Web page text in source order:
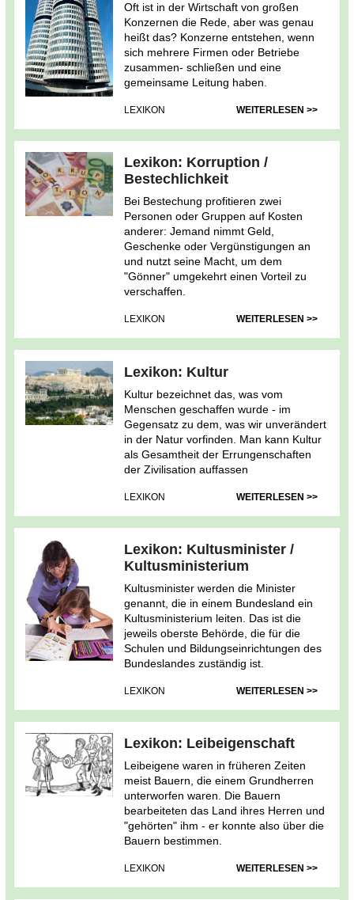
Oft ist in der Wirtschaft von großen
Konzernen die Rede, aber was genau
heißt das? Konzerne entstehen, wenn
sich mehrere Firmen oder Betriebe
zusammen- schließen und eine
gemeinsame Leitung haben.
LEXIKON WEITERLESEN >>
Lexikon: Korruption /
Bestechlichkeit
Bei Bestechung profitieren zwei
Personen oder Gruppen auf Kosten
anderer: Jemand nimmt Geld,
Geschenke oder Vergünstigungen an
und nutzt seine Macht, um dem
"Gönner" umgekehrt einen Vorteil zu
verschaffen.
LEXIKON WEITERLESEN >>
Lexikon: Kultur
Kultur bezeichnet das, was vom
Menschen geschaffen wurde - im
Gegensatz zu dem, was wir unverändert
in der Natur vorfinden. Man kann Kultur
als Gesamtheit der Errungenschaften
der Zivilisation auffassen
LEXIKON WEITERLESEN >>
Lexikon: Kultusminister /
Kultusministerium
Kultusminister werden die Minister
genannt, die in einem Bundesland ein
Kultusministerium leiten. Das ist die
jeweils oberste Behörde, die für die
Schulen und Bildungseinrichtungen des
Bundeslandes zuständig ist.
LEXIKON WEITERLESEN >>
Lexikon: Leibeigenschaft
Leibeigene waren in früheren Zeiten
meist Bauern, die einem Grundherren
unterworfen waren. Die Bauern
bearbeiteten das Land ihres Herren und
"gehörten" ihm - er konnte also über die
Bauern bestimmen.
LEXIKON WEITERLESEN >>